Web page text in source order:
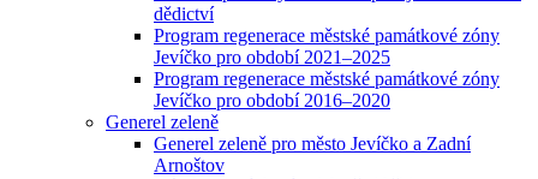
dědictví
Program regenerace městské památkové zóny
Jevíčko pro období 2021–2025
Program regenerace městské památkové zóny
Jevíčko pro období 2016–2020
Generel zeleně
Generel zeleně pro město Jevíčko a Zadní
Arnoštov